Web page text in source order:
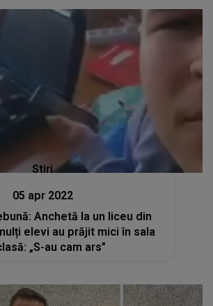
Stiri
05 apr 2022
Anchetă la un liceu din
elevi au prăjit mici în sala
„S-au cam ars”